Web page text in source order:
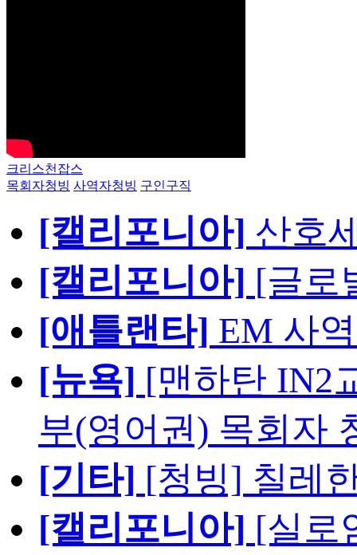
크리스천잡스
목회자청빙 사역자청빙 구인구직
[캘리포니아] 산호
[캘리포니아] [글로
[애틀랜타] EM 사
[뉴욕] [맨하탄 IN2
부(영어권) 목회자
[기타] [청빙] 칠레
[캘리포니아] [실로